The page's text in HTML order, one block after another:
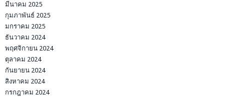
มีนาคม 2025
กุมภาพันธ์ 2025
มกราคม 2025
ธันวาคม 2024
พฤศจิกายน 2024
ตุลาคม 2024
กันยายน 2024
สิงหาคม 2024
กรกฎาคม 2024